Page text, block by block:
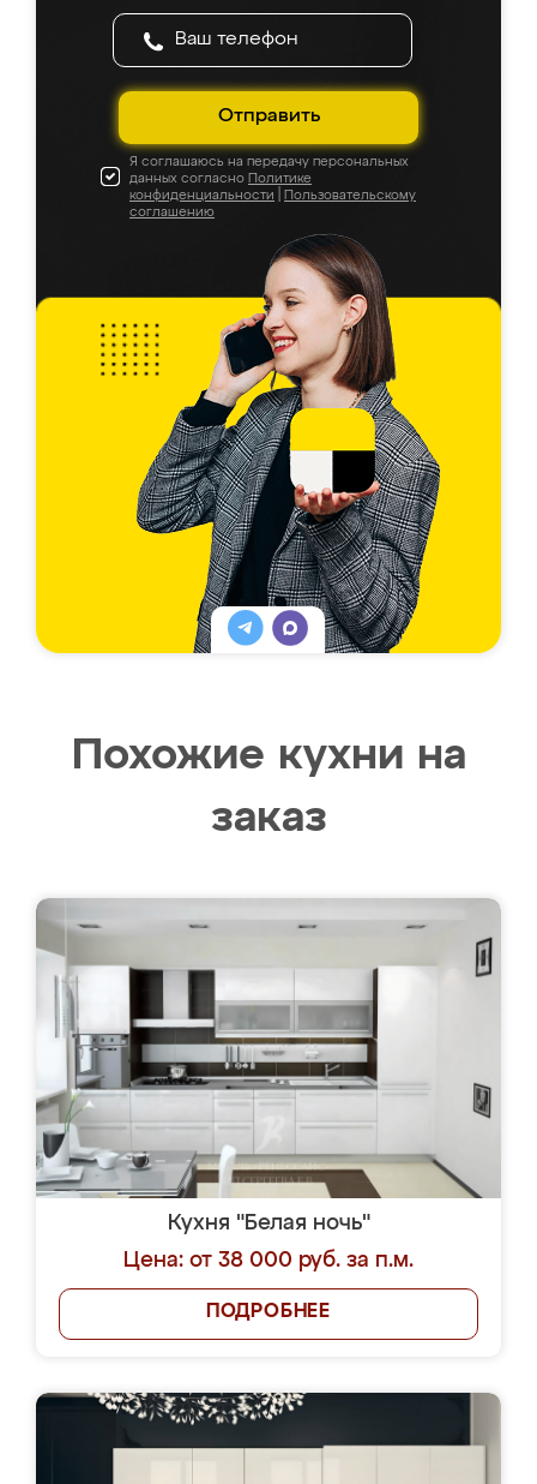
Отправить
Я соглашаюсь на передачу персональных
данных согласно Политике
конфиденциальности
Пользовательскому
соглашению
Похожие кухни на
заказ
Кухня "Белая ночь"
Цена: от 38 000 руб. за п.м.
ПОДРОБНЕЕ